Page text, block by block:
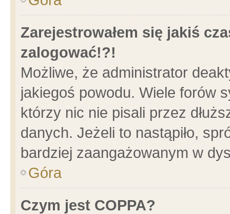
Zarejestrowałem się jakiś
zalogować!?!
Możliwe, że administrator
jakiegoś powodu. Wiele forów
którzy nic nie pisali przez
danych. Jeżeli to nastąpiło,
bardziej zaangażowanym w
Góra
Czym jest COPPA?